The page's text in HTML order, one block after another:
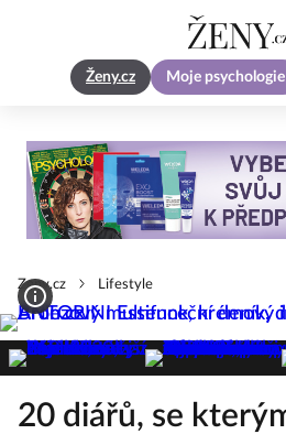
Ženy.cz Moje psychologie
Zeny.cz Lifestyle
20 diářů, se